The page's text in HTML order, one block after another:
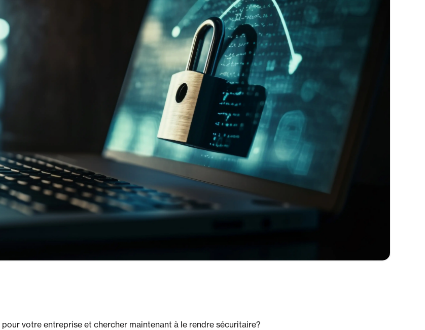
votre entreprise et chercher maintenant à le rendre sécuritaire?